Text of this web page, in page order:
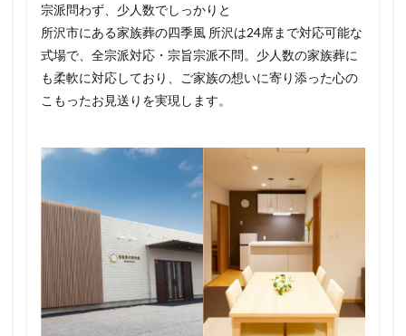
宗派問わず、少人数でしっかりと
所沢市にある家族葬の四季風 所沢は24席まで対応可能な
式場で、全宗派対応・宗旨宗派不問。少人数の家族葬に
も柔軟に対応しており、ご家族の想いに寄り添った心の
こもったお見送りを実現します。